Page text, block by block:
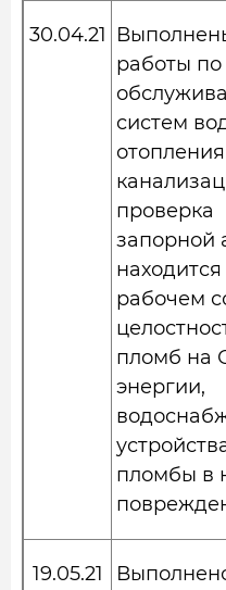
30.04.21
работы по
систем
проверка
запорной
находится
рабочем
пломб на
энергии,
пломбы в
19.05.21